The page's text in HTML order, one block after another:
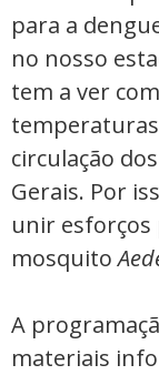
para a
no nosso
tem a ver
circulação
Gerais. Por
unir esforços
mosquito
A
materiais